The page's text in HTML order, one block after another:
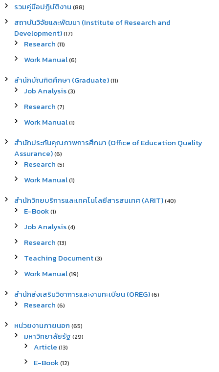
รวมคู่มือปฏิบัติงาน (88)
สถาบันวิจัยและพัฒนา (Institute of Research and
Development)(17)
Research (11)
Work Manual(6)
สำนักบัณฑิตศึกษา (Graduate)(11)
Job Analysis(3)
Research (7)
Work Manual(1)
สำนักประกันคุณภาพการศึกษา (Office of Education Quality
Assurance)(6)
Research (5)
Work Manual(1)
สำนักวิทยบริการและเทคโนโลยีสารสนเทศ (ARIT)(40)
E-Book(1)
Job Analysis(4)
Research (13)
Teaching Document(3)
Work Manual(19)
สำนักส่งเสริมวิชาการและงานทะเบียน (OREG)(6)
Research (6)
หน่วยงานภายนอก (65)
มหาวิทยาลัยรัฐ (29)
Article (13)
E-Book(12)